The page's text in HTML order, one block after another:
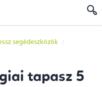
segédeszközök
tapasz 5